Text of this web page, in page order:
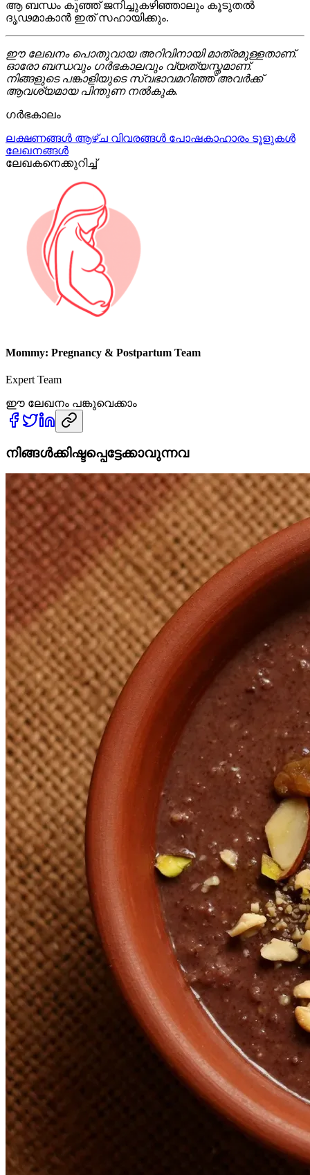
ആ ബന്ധം കുഞ്ഞ് ജനിച്ചുകഴിഞ്ഞാലും കൂടുതൽ
ദൃഢമാകാൻ ഇത് സഹായിക്കും.
ഈ ലേഖനം പൊതുവായ അറിവിനായി മാത്രമുള്ളതാണ്.
ഓരോ ബന്ധവും ഗർഭകാലവും വ്യത്യസ്തമാണ്.
നിങ്ങളുടെ പങ്കാളിയുടെ സ്വഭാവമറിഞ്ഞ് അവർക്ക്
ആവശ്യമായ പിന്തുണ നൽകുക.
ഗർഭകാലം
ലക്ഷണങ്ങൾ ആഴ്ച വിവരങ്ങൾ പോഷകാഹാരം ടൂളുകൾ
ലേഖനങ്ങൾ
ലേഖകനെക്കുറിച്ച്
Mommy: Pregnancy & Postpartum Team
Expert Team
ഈ ലേഖനം പങ്കുവെക്കാം
നിങ്ങൾക്കിഷ്ടപ്പെട്ടേക്കാവുന്നവ